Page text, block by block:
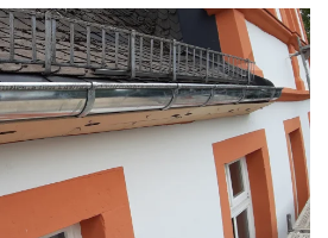
Ansehen